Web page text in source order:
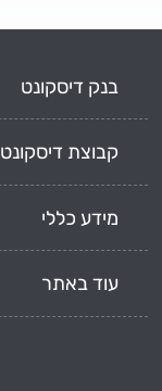
בנק דיסקונט
קבוצת דיסקונט
מידע כללי
עוד באתר